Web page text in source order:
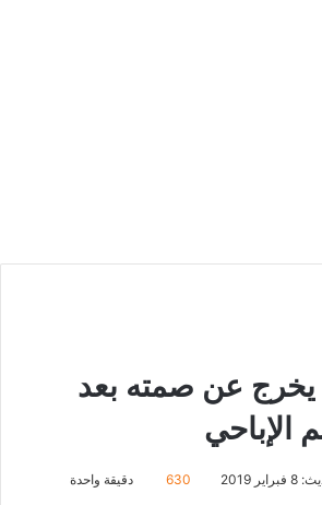
عن صمته بعد
الإباحي
2019
630 دقيقة واحدة